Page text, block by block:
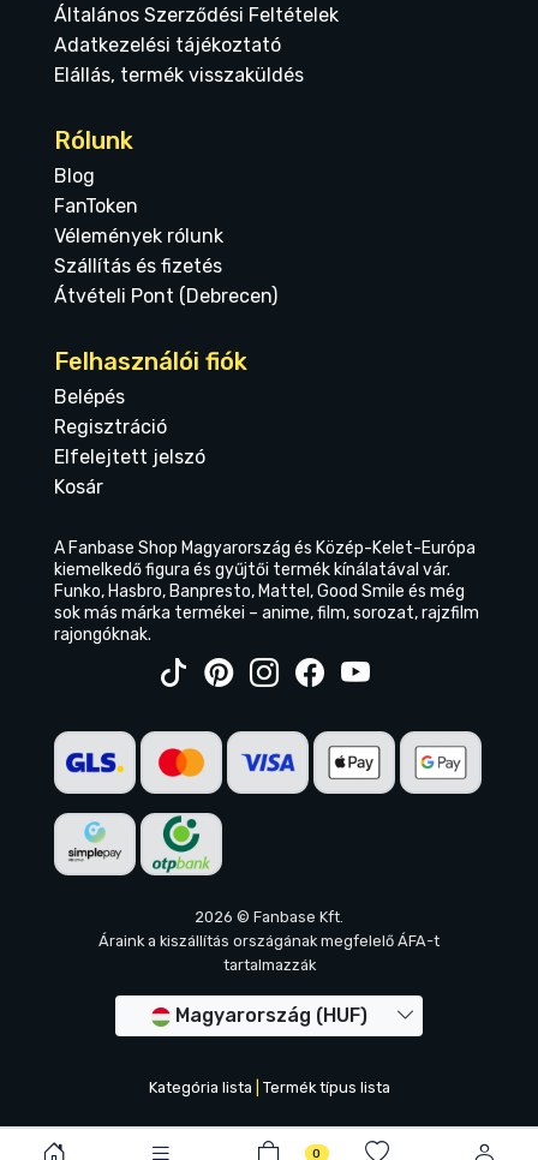
0
Általános Szerződési Feltételek
Adatkezelési tájékoztató
Elállás, termék visszaküldés
Rólunk
Blog
FanToken
Vélemények rólunk
Szállítás és fizetés
Átvételi Pont (Debrecen)
Felhasználói fiók
Belépés
Regisztráció
Elfelejtett jelszó
Kosár
A Fanbase Shop Magyarország és Közép-Kelet-Európa
kiemelkedő figura és gyűjtői termék kínálatával vár.
Funko, Hasbro, Banpresto, Mattel, Good Smile és még
sok más márka termékei – anime, film, sorozat, rajzfilm
rajongóknak.
2026 © Fanbase Kft.
Áraink a kiszállítás országának megfelelő ÁFA-t
tartalmazzák
Magyarország (HUF)
Kategória lista Termék típus lista